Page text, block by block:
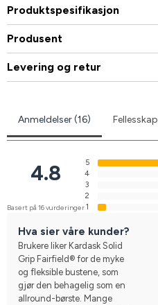
Produktspesifikasjon
Produsent
Levering og retur
Anmeldelser (16) Fellesskap
4.8
Basert på 16 vurderinger
5
4
3
2
1
Hva sier våre kunder?
Brukere liker Kardask Solid
Grip Fairfield® for de myke
og fleksible bustene, som
gjør den behagelig som en
allround-børste. Mange